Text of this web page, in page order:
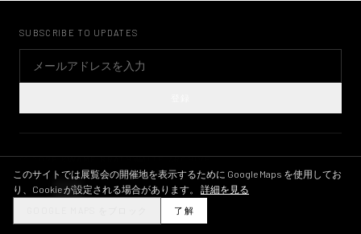
SUBSCRIBE TO UPDATES
©2026KWAME BRATHWAITE ARCHIVE
プライバシーポリシー利用規約画像ライセンスINSTAGRAM
THEME
このサイトでは展覧会の開催地を表示するために Google Maps を使用してお
り、Cookie が設定される場合があります。
詳細を見る
了解